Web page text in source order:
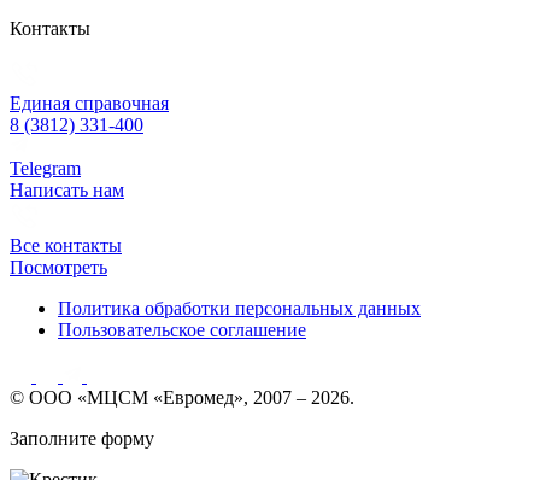
Контакты
Единая справочная
8 (3812) 331-400
Telegram
Написать нам
Все контакты
Посмотреть
Политика обработки персональных данных
Пользовательское соглашение
© ООО «МЦСМ «Евромед», 2007 – 2026.
Заполните форму